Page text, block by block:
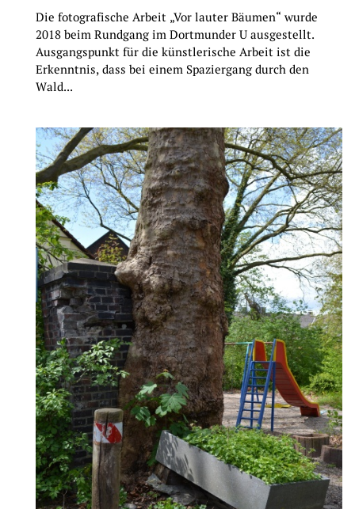
Die fotografische Arbeit „Vor lauter Bäumen“ wurde
2018 beim Rundgang im Dortmunder U ausgestellt.
Ausgangspunkt für die künstlerische Arbeit ist die
Erkenntnis, dass bei einem Spaziergang durch den
Wald...